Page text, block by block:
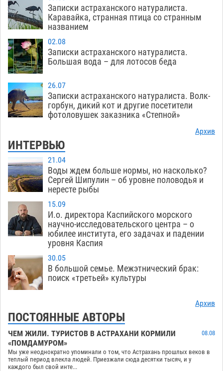
Записки астраханского натуралиста.
Каравайка, странная птица со странным
названием
02.08
Записки астраханского натуралиста.
Большая вода – для лотосов беда
26.07
Записки астраханского натуралиста. Волк-
горбун, дикий кот и другие посетители
фотоловушек заказника «Степной»
Архив
ИНТЕРВЬЮ
21.04
Воды ждем больше нормы, но насколько?
Сергей Шипулин – об уровне половодья и
нересте рыбы
15.09
И.о. директора Каспийского морского
научно-исследовательского центра – о
юбилее института, его задачах и падении
уровня Каспия
30.05
В большой семье. Межэтнический брак:
поиск «третьей» культуры
Архив
ПОСТОЯННЫЕ АВТОРЫ
ЧЕМ ЖИЛИ. ТУРИСТОВ В АСТРАХАНИ КОРМИЛИ
«ПОМДАМУРОМ»
08.08
Мы уже неоднократно упоминали о том, что Астрахань прошлых веков в
теплый период влекла людей. Приезжали сюда десятки тысяч, и у
каждого был свой инте...